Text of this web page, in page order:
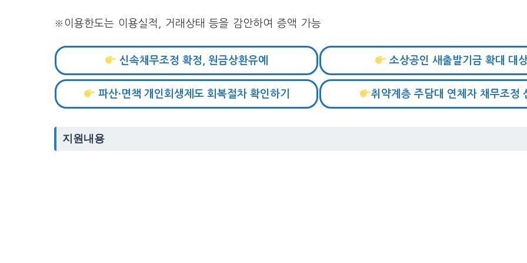
※이용한도는 이용실적, 거래상태 등을 감안하여 증액 가능
신속채무조정 확정, 원금상환유예 소상공인 새출발기금 확대 대
파산·면책 개인회생제도 회복절차 확인하기 취약계층 주담대 연체자 채무조정
지원내용